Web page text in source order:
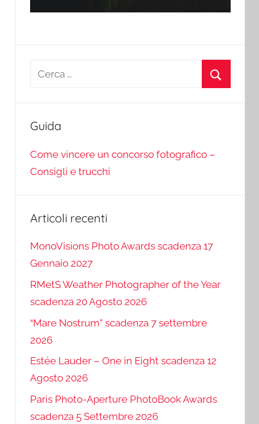
Ricerca
Guida
Come vincere un concorso fotografico –
Consigli e trucchi
Articoli recenti
MonoVisions Photo Awards scadenza 17
Gennaio 2027
RMetS Weather Photographer of the Year
scadenza 20 Agosto 2026
“Mare Nostrum” scadenza 7 settembre
2026
Estée Lauder – One in Eight scadenza 12
Agosto 2026
Paris Photo-Aperture PhotoBook Awards
scadenza 5 Settembre 2026